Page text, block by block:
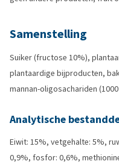
Samenstelling
Suiker (fructose 10%),
plantaardige bijproducten,
mannan-oligosachariden
Analytische
Eiwit: 15%, vetgehalte: 5%,
0,9%, fosfor: 0,6%,